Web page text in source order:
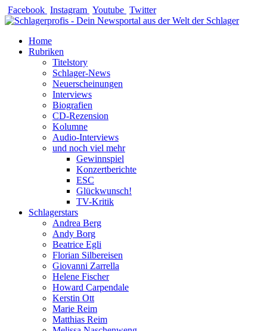
Zum
Inhalt
Facebook Instagram Youtube Twitter
Home
Rubriken
Titelstory
Schlager-News
Neuerscheinungen
Interviews
Biografien
CD-Rezension
Kolumne
Audio-Interviews
und noch viel mehr
Gewinnspiel
Konzertberichte
ESC
Glückwunsch!
TV-Kritik
Schlagerstars
Andrea Berg
Andy Borg
Beatrice Egli
Florian Silbereisen
Giovanni Zarrella
Helene Fischer
Howard Carpendale
Kerstin Ott
Marie Reim
Matthias Reim